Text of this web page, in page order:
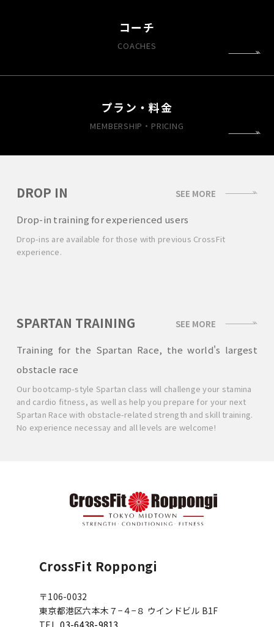
コーチ
COACHES
プラン・料金
MEMBERSHIP・PRICING
DROP IN
Drop-in training for experienced users
Drop-ins are available for those with previous CrossFit
experience.
SEE MORE
SPARTAN TRAINING
Training for the Spartan Race, the world's largest
obstacle race
Our bootcamp-style Spartan class will challenge your stamina
and cardio fitness, as well as help you prepare for your next
Spartan Race with obstacle-related strength and skill training.
No experience necessay and all levels are welcome!
SEE MORE
CrossFit Roppongi
〒106-0032
東京都港区六本木７−４−８ ウインドビル B1F